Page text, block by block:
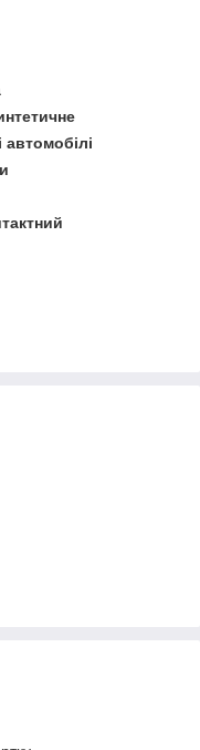
автомобілі